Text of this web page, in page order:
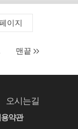
이지
맨끝
오시는길
약관